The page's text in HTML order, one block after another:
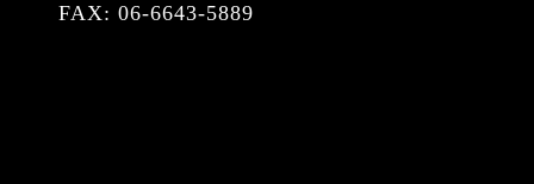
FAX: 06-6643-5889